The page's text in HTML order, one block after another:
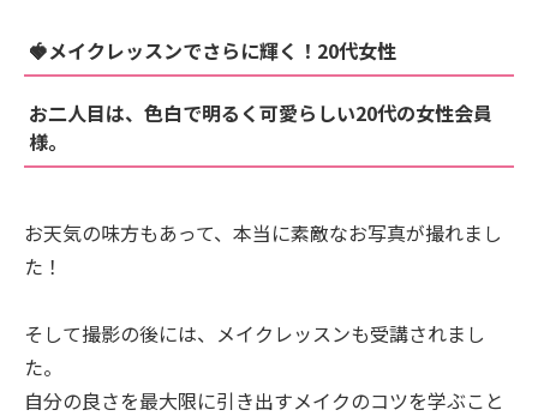
🍓メイクレッスンでさらに輝く！20代女性
お二人目は、色白で明るく可愛らしい20代の女性会員
様。
お天気の味方もあって、本当に素敵なお写真が撮れまし
た！
そして撮影の後には、メイクレッスンも受講されまし
た。
自分の良さを最大限に引き出すメイクのコツを学ぶこと